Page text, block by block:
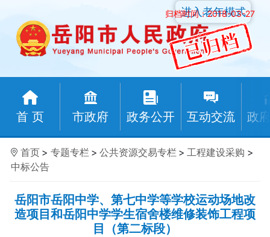
归档时间：2018-03-27
首 页 市政府 政务公开 互动交流 政
进入老年模式
首页 > 专题专栏 > 公共资源交易专栏 > 工程建设采购 >
中标公告
岳阳市岳阳中学、第七中学等学校运动场地改
造项目和岳阳中学学生宿舍楼维修装饰工程项
目（第二标段）